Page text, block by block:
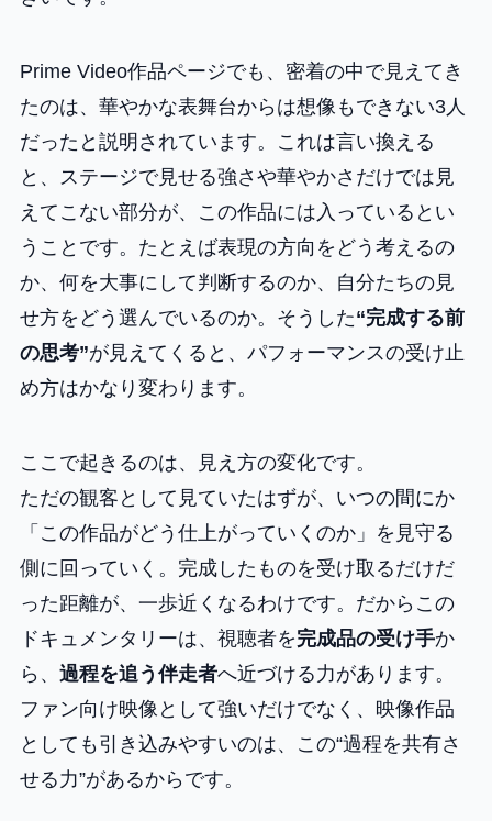
Prime Video作品ページでも、密着の中で見えてき
たのは、華やかな表舞台からは想像もできない3人
だったと説明されています。これは言い換える
と、ステージで見せる強さや華やかさだけでは見
えてこない部分が、この作品には入っているとい
うことです。たとえば表現の方向をどう考えるの
か、何を大事にして判断するのか、自分たちの見
せ方をどう選んでいるのか。そうした“完成する前
の思考”が見えてくると、パフォーマンスの受け止
め方はかなり変わります。
ここで起きるのは、見え方の変化です。
ただの観客として見ていたはずが、いつの間にか
「この作品がどう仕上がっていくのか」を見守る
側に回っていく。完成したものを受け取るだけだ
った距離が、一歩近くなるわけです。だからこの
ドキュメンタリーは、視聴者を完成品の受け手か
ら、 過程を追う伴走者へ近づける力があります。
ファン向け映像として強いだけでなく、映像作品
としても引き込みやすいのは、この“過程を共有さ
せる力”があるからです。